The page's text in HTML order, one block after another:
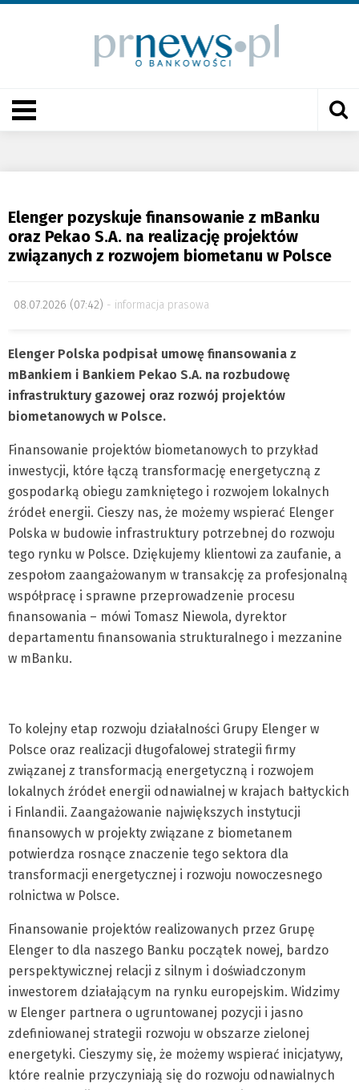
Elenger pozyskuje finansowanie z mBanku
oraz Pekao S.A. na realizację projektów
związanych z rozwojem biometanu w Polsce
08.07.2026 (07:42) informacja prasowa
Elenger Polska podpisał umowę finansowania z
mBankiem i Bankiem Pekao S.A. na rozbudowę
infrastruktury gazowej oraz rozwój projektów
biometanowych w Polsce.
Finansowanie projektów biometanowych to przykład
inwestycji, które łączą transformację energetyczną z
gospodarką obiegu zamkniętego i rozwojem lokalnych
źródeł energii. Cieszy nas, że możemy wspierać Elenger
Polska w budowie infrastruktury potrzebnej do rozwoju
tego rynku w Polsce. Dziękujemy klientowi za zaufanie, a
zespołom zaangażowanym w transakcję za profesjonalną
współpracę i sprawne przeprowadzenie procesu
finansowania – mówi Tomasz Niewola, dyrektor
departamentu finansowania strukturalnego i mezzanine
w mBanku.
To kolejny etap rozwoju działalności Grupy Elenger w
Polsce oraz realizacji długofalowej strategii firmy
związanej z transformacją energetyczną i rozwojem
lokalnych źródeł energii odnawialnej w krajach bałtyckich
i Finlandii. Zaangażowanie największych instytucji
finansowych w projekty związane z biometanem
potwierdza rosnące znaczenie tego sektora dla
transformacji energetycznej i rozwoju nowoczesnego
rolnictwa w Polsce.
Finansowanie projektów realizowanych przez Grupę
Elenger to dla naszego Banku początek nowej, bardzo
perspektywicznej relacji z silnym i doświadczonym
inwestorem działającym na rynku europejskim. Widzimy
w Elenger partnera o ugruntowanej pozycji i jasno
zdefiniowanej strategii rozwoju w obszarze zielonej
energetyki. Cieszymy się, że możemy wspierać inicjatywy,
które realnie przyczyniają się do rozwoju odnawialnych